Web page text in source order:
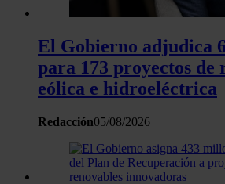
haya proporcionado o que hayan
El Gobierno adjudica
para 173 proyectos de
eólica e hidroeléctrica
Redacción05/08/2026